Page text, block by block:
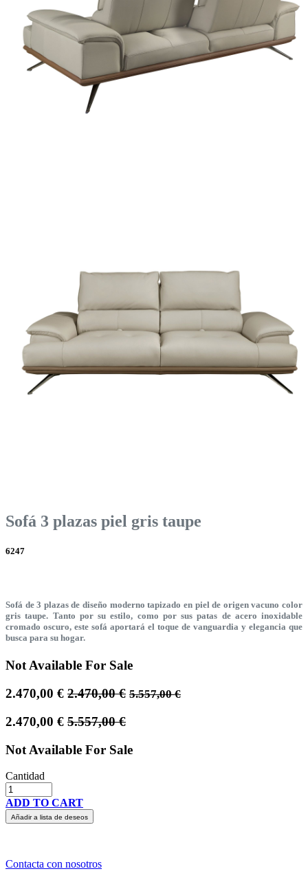
Sofá 3 plazas piel gris taupe
6247
Sofá de 3 plazas de diseño moderno tapizado en piel de origen vacuno color
gris taupe. Tanto por su estilo, como por sus patas de acero inoxidable
cromado oscuro, este sofá aportará el toque de vanguardia y elegancia que
busca para su hogar.
Not Available For Sale
2.470,00 € 2.470,00€ 5.557,00€
2.470,00 € 5.557,00€
Not Available For Sale
Cantidad
ADD TO CART
Añadir a lista de deseos
Contacta con nosotros